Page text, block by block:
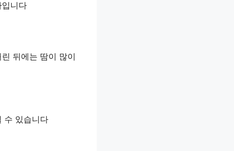
니다
뒤에는 땀이 많이
수 있습니다